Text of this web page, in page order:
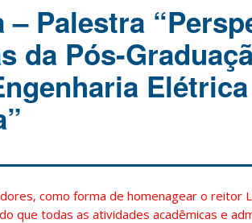
– Palestra
da Pós-
como forma de homenagear o reitor
que todas as atividades acadêmicas e